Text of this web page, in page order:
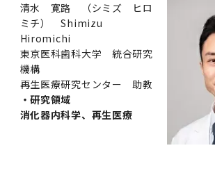
清水 寛路 （シミズ ヒロ
ミチ） Shimizu
Hiromichi
東京医科歯科大学 統合研究
機構
再生医療研究センター 助教
・研究領域
消化器内科学、再生医療